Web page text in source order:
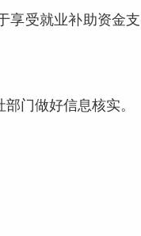
受就业补助资金
门做好信息核实。